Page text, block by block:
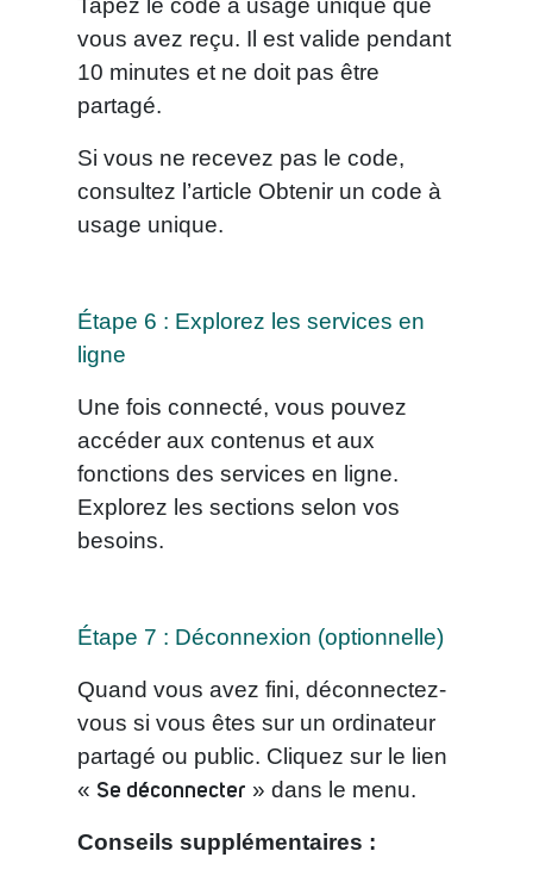
Tapez le code à usage unique que
vous avez reçu. Il est valide pendant
10 minutes et ne doit pas être
partagé.
Si vous ne recevez pas le code,
consultez l’article Obtenir un code à
usage unique.
Étape 6 : Explorez les services en
ligne
Une fois connecté, vous pouvez
accéder aux contenus et aux
fonctions des services en ligne.
Explorez les sections selon vos
besoins.
Étape 7 : Déconnexion (optionnelle)
Quand vous avez fini, déconnectez-
vous si vous êtes sur un ordinateur
partagé ou public. Cliquez sur le lien
« Se déconnecter » dans le menu.
Conseils supplémentaires :